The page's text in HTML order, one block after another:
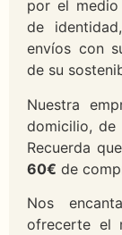
por el medio
de
envíos con
de su
Nuestra
domicilio, de
Recuerda
60€ de
Nos
ofrecerte el